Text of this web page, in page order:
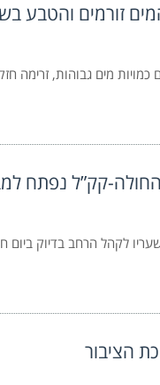
זורמים והטבע
מים גבוהות, זרימה
קק”ל נפתח
הציבור